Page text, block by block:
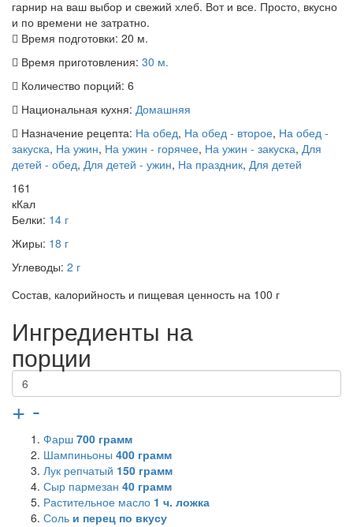
гарнир на ваш выбор и свежий хлеб. Вот и все. Просто, вкусно
и по времени не затратно.
Время подготовки: 20 м.
Время приготовления: 30 м.
Количество порций: 6
Национальная кухня: Домашняя
Назначение рецепта: На обед, На обед - второе, На обед -
закуска, На ужин, На ужин - горячее, На ужин - закуска, Для
детей - обед, Для детей - ужин, На праздник, Для детей
161
кКал
Белки: 14 г
Жиры: 18 г
Углеводы: 2 г
Состав, калорийность и пищевая ценность на 100 г
Ингредиенты на
порции
+ -
Фарш 700 грамм
Шампиньоны 400 грамм
Лук репчатый 150 грамм
Сыр пармезан 40 грамм
Растительное масло 1 ч. ложка
Соль и перец по вкусу